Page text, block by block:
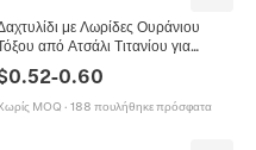
με Λωρίδες Ουράνιου
από Ατσάλι Τιτανίου για
Πολυτελές Δαχτυλίδι
Κοσμήματα Δώρο
0.52-0.60
MOQ · 188 πουλήθηκε πρόσφατα